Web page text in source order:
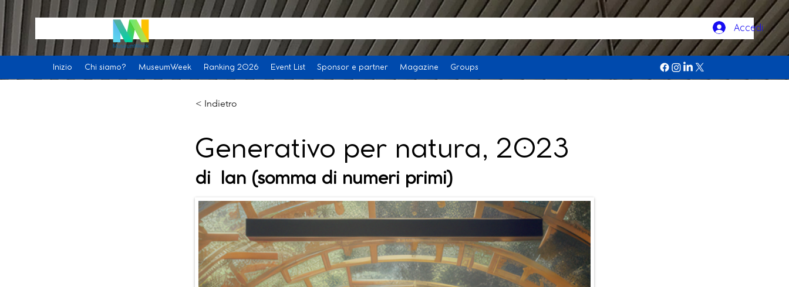
Accedi
Inizio Chi siamo? MuseumWeek Ranking 2026 Event List Sponsor e partner Magazine Groups
< Indietro
Generativo per natura, 2023
Ian (somma di numeri primi)
di